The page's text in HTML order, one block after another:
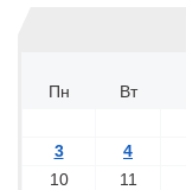
Пн
Вт
3
4
10
11